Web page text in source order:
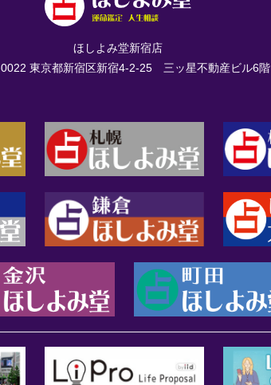
ほしよみ堂新宿店
東京都新宿区新宿4-2-25 三ッ星不動産ビル6階